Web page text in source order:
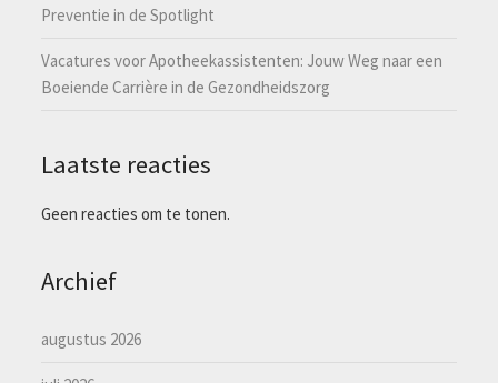
Preventie in de Spotlight
Vacatures voor Apotheekassistenten: Jouw Weg naar een
Boeiende Carrière in de Gezondheidszorg
Laatste reacties
Geen reacties om te tonen.
Archief
augustus 2026